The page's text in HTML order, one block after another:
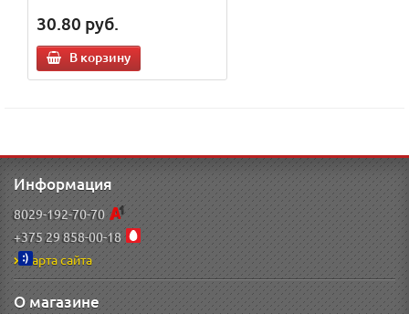
30.80 руб.
В корзину
Информация
8029-192-70-70
+375 29 858-00-18
Карта сайта
О магазине